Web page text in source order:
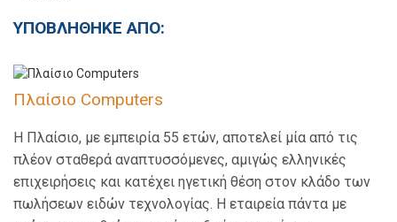
ΥΠΟΒΛΗΘΗΚΕ ΑΠΟ:
Πλαίσιο Computers
Η Πλαίσιο, με εμπειρία 55 ετών, αποτελεί μία από τις
πλέον σταθερά αναπτυσσόμενες, αμιγώς ελληνικές
επιχειρήσεις και κατέχει ηγετική θέση στον κλάδο των
πωλήσεων ειδών τεχνολογίας. Η εταιρεία πάντα με